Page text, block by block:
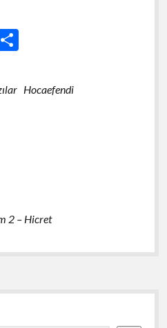
S
ar
Hocaefendi
2 – Hicret